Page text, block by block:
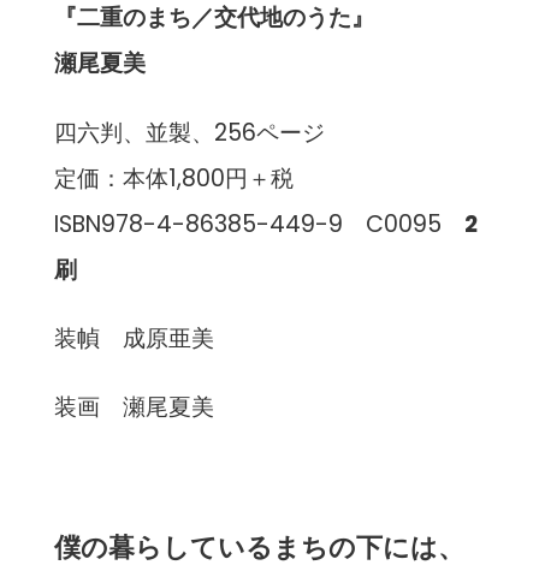
『二重のまち／交代地のうた』
瀬尾夏美
四六判、並製、256ページ
定価：本体1,800円＋税
ISBN978-4-86385-449-9 C0095 2
刷
装幀 成原亜美
装画 瀬尾夏美
僕の暮らしているまちの下には、